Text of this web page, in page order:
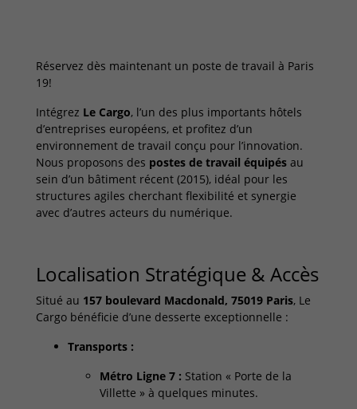
Réservez dès maintenant un poste de travail à Paris
19!
Intégrez Le Cargo, l’un des plus importants hôtels
d’entreprises européens, et profitez d’un
environnement de travail conçu pour l’innovation.
Nous proposons des postes de travail équipés au
sein d’un bâtiment récent (2015), idéal pour les
structures agiles cherchant flexibilité et synergie
avec d’autres acteurs du numérique.
Localisation Stratégique & Accès
Situé au 157 boulevard Macdonald, 75019 Paris, Le
Cargo bénéficie d’une desserte exceptionnelle :
Transports :
Métro Ligne 7 : Station « Porte de la
Villette » à quelques minutes.